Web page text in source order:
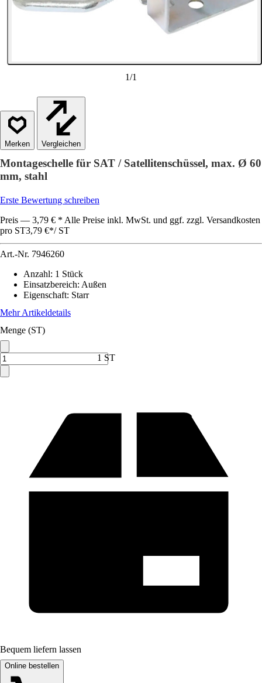
1/1
Vergleichen
Montageschelle für SAT / Satellitenschüssel, max. Ø 60
mm, stahl
Erste Bewertung schreiben
Preis — 3,79 € * Alle Preise inkl. MwSt. und ggf. zzgl. Versandkosten
pro ST3,79 €*/ ST
Art.-Nr. 7946260
Anzahl: 1 Stück
Einsatzbereich: Außen
Eigenschaft: Starr
Mehr Artikeldetails
Menge (ST)
1 ST
Bequem liefern lassen
Online bestellen